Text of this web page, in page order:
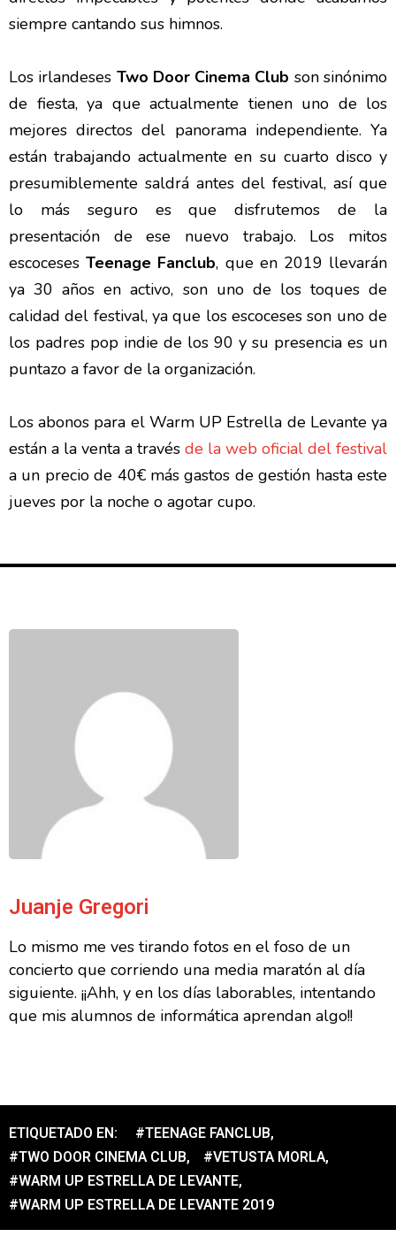
siempre cantando sus himnos.
Los irlandeses Two Door Cinema Club son sinónimo
de fiesta, ya que actualmente tienen uno de los
mejores directos del panorama independiente. Ya
están trabajando actualmente en su cuarto disco y
presumiblemente saldrá antes del festival, así que
lo más seguro es que disfrutemos de la
presentación de ese nuevo trabajo. Los mitos
escocesesTeenage Fanclub, que en 2019 llevarán
ya 30 años en activo, son uno de los toques de
calidad del festival, ya que los escoceses son uno de
los padres pop indie de los 90 y su presencia es un
puntazo a favor de la organización.
Los abonos para el Warm UP Estrella de Levante ya
están a la venta a través de la web oficial del festival
a un precio de 40€ más gastos de gestión hasta este
jueves por la noche o agotar cupo.
Juanje Gregori
Lo mismo me ves tirando fotos en el foso de un
concierto que corriendo una media maratón al día
siguiente. ¡¡Ahh, y en los días laborables, intentando
que mis alumnos de informática aprendan algo!!
ETIQUETADO EN: #TEENAGE FANCLUB,
#TWO DOOR CINEMA CLUB, #VETUSTA MORLA,
#WARM UP ESTRELLA DE LEVANTE,
#WARM UP ESTRELLA DE LEVANTE 2019